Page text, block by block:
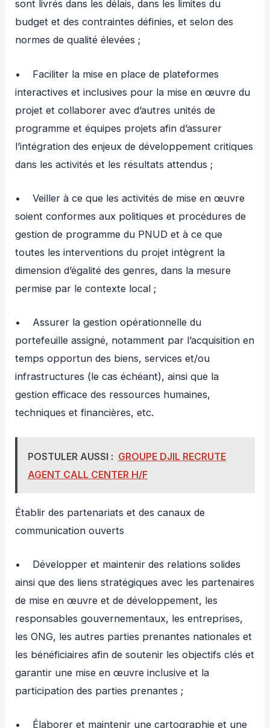
sont livrés dans les délais, dans les limites du
budget et des contraintes définies, et selon des
normes de qualité élevées ;
• Faciliter la mise en place de plateformes
interactives et inclusives pour la mise en œuvre du
projet et collaborer avec d’autres unités de
programme et équipes projets afin d’assurer
l’intégration des enjeux de développement critiques
dans les activités et les résultats attendus ;
• Veiller à ce que les activités de mise en œuvre
soient conformes aux politiques et procédures de
gestion de programme du PNUD et à ce que
toutes les interventions du projet intègrent la
dimension d’égalité des genres, dans la mesure
permise par le contexte local ;
• Assurer la gestion opérationnelle du
portefeuille assigné, notamment par l’acquisition en
temps opportun des biens, services et/ou
infrastructures (le cas échéant), ainsi que la
gestion efficace des ressources humaines,
techniques et financières, etc.
POSTULER AUSSI : GROUPE DJIL RECRUTE
AGENT CALL CENTER H/F
Établir des partenariats et des canaux de
communication ouverts
• Développer et maintenir des relations solides
ainsi que des liens stratégiques avec les partenaires
de mise en œuvre et de développement, les
responsables gouvernementaux, les entreprises,
les ONG, les autres parties prenantes nationales et
les bénéficiaires afin de soutenir les objectifs clés et
garantir une mise en œuvre inclusive et la
participation des parties prenantes ;
• Élaborer et maintenir une cartographie et une